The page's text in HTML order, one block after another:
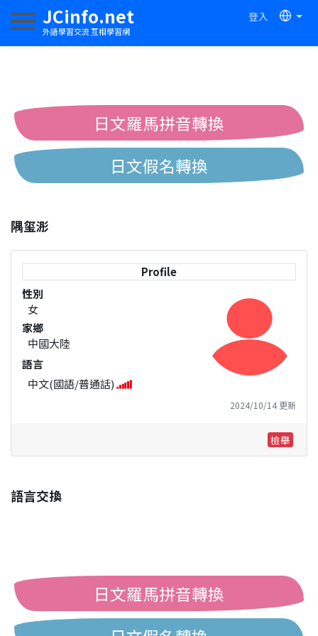
JCinfo.net
外語學習交流 互相學習網
登入
切換導航
日文羅馬拼音轉換
日文假名轉換
中日漢字互換
隅玺浵
Profile
性別
女
家鄉
中國大陸
語言
中文(國語/普通話)
2024/10/14 更新
檢舉
語言交換
日文羅馬拼音轉換